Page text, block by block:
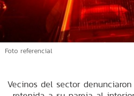
Foto referencial
Vecinos del sector